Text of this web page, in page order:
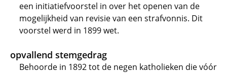
een initiatiefvoorstel in over het openen van de
mogelijkheid van revisie van een strafvonnis. Dit
voorstel werd in 1899 wet.
opvallend stemgedrag
Behoorde in 1892 tot de negen katholieken die vóór